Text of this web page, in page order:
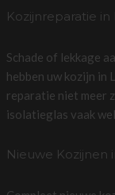
Kozijnreparatie in
Schade of lekkage
hebben uw kozijn in
reparatie niet meer
isolatieglas vaak
Nieuwe Kozijnen